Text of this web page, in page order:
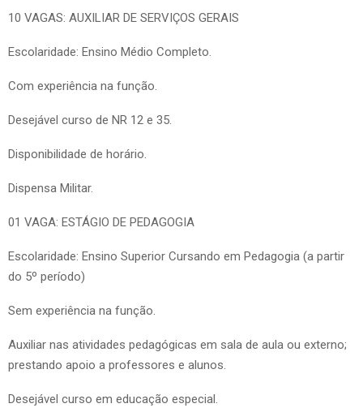
10 VAGAS: AUXILIAR DE SERVIÇOS GERAIS
Escolaridade: Ensino Médio Completo.
Com experiência na função.
Desejável curso de NR 12 e 35.
Disponibilidade de horário.
Dispensa Militar.
01 VAGA: ESTÁGIO DE PEDAGOGIA
Escolaridade: Ensino Superior Cursando em Pedagogia (a partir
do 5º período)
Sem experiência na função.
Auxiliar nas atividades pedagógicas em sala de aula ou externo;
prestando apoio a professores e alunos.
Desejável curso em educação especial.